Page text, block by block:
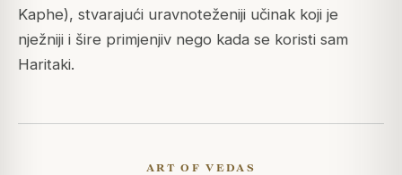
Kaphe), stvarajući uravnoteženiji učinak koji je
nježniji i šire primjenjiv nego kada se koristi sam
Haritaki.
ART OF VEDAS